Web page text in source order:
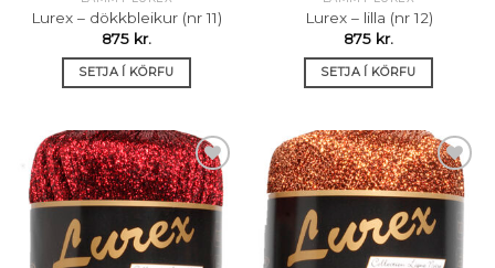
Lurex – dökkbleikur (nr 11)
875 kr.
SETJA Í KÖRFU
Lurex – lilla (nr 12)
875 kr.
SETJA Í KÖRFU
Setja á
óskalista
Setja á
óskalista